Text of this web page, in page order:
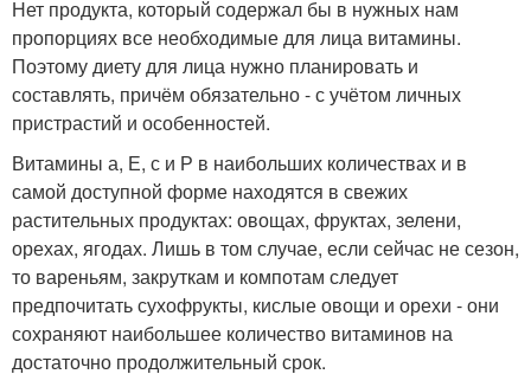
Нет продукта, который содержал бы в нужных нам
пропорциях все необходимые для лица витамины.
Поэтому диету для лица нужно планировать и
составлять, причём обязательно - с учётом личных
пристрастий и особенностей.
Витамины а, Е, с и Р в наибольших количествах и в
самой доступной форме находятся в свежих
растительных продуктах: овощах, фруктах, зелени,
орехах, ягодах. Лишь в том случае, если сейчас не сезон,
то вареньям, закруткам и компотам следует
предпочитать сухофрукты, кислые овощи и орехи - они
сохраняют наибольшее количество витаминов на
достаточно продолжительный срок.